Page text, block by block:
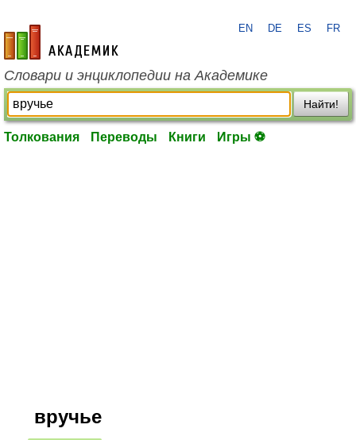
academic.ru
EN DE ES FR
Словари и энциклопедии на Академике
Найти!
Толкования Переводы Книги Игры ⚽
вручье